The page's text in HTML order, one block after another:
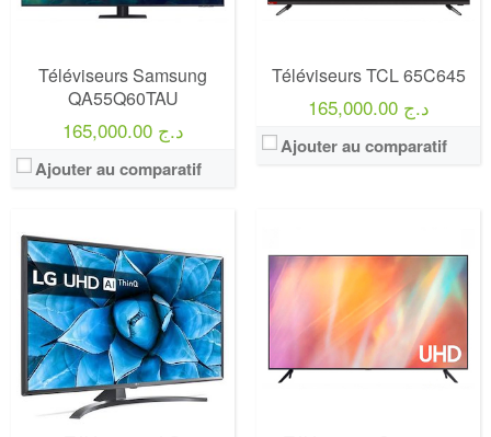
Téléviseurs Samsung
QA55Q60TAU
165,000.00 د.ج
Ajouter au comparatif
Téléviseurs TCL 65C645
165,000.00 د.ج
Ajouter au comparatif
Marque:LG
Prix:75000
Définition:UHD TV
View Details →
Marque:LG
Prix: 75000
Définition: UHD TV
View Details →